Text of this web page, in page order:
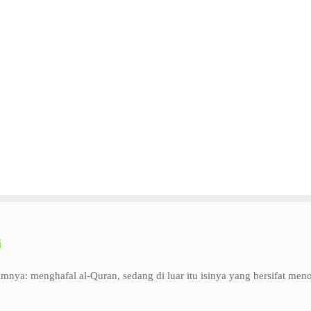
menghafal al-Quran, sedang di luar itu isinya yang bersifat